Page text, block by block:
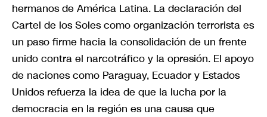
hermanos de América Latina. La declaración del
Cartel de los Soles como organización terrorista es
un paso firme hacia la consolidación de un frente
unido contra el narcotráfico y la opresión. El apoyo
de naciones como Paraguay, Ecuador y Estados
Unidos refuerza la idea de que la lucha por la
democracia en la región es una causa que